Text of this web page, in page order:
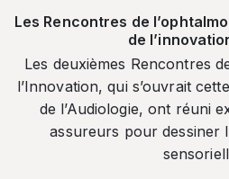
Les Rencontres de
de
Les deuxièmes Rencontres
l’Innovation, qui s’ouvrait
de l’Audiologie, ont réuni
assureurs pour dessiner